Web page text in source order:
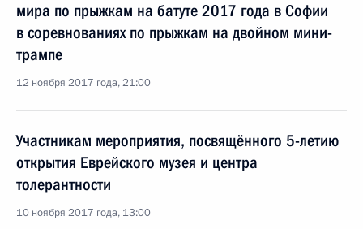
мира по прыжкам на батуте 2017 года в Софии
в соревнованиях по прыжкам на двойном мини-
трампе
12 ноября 2017 года, 21:00
Участникам мероприятия, посвящённого 5-летию
открытия Еврейского музея и центра
толерантности
10 ноября 2017 года, 13:00